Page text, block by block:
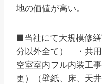
地の価値が高い。
■当社にて大規模修
分以外全て） ・共
空室室内フル内装
更）（壁紙、床、天